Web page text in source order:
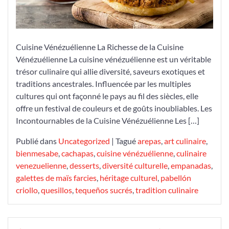
Cuisine Vénézuélienne La Richesse de la Cuisine
Vénézuélienne La cuisine vénézuélienne est un véritable
trésor culinaire qui allie diversité, saveurs exotiques et
traditions ancestrales. Influencée par les multiples
cultures qui ont façonné le pays au fil des siècles, elle
offre un festival de couleurs et de goûts inoubliables. Les
Incontournables de la Cuisine Vénézuélienne Les […]
Publié dans Uncategorized | Taguéarepas,art culinaire,
bienmesabe,cachapas,cuisine vénézuélienne,culinaire
venezuelienne,desserts,diversité culturelle,empanadas,
galettes de maïs farcies, héritage culturel, pabellón
criollo,quesillos,tequeños sucrés,tradition culinaire